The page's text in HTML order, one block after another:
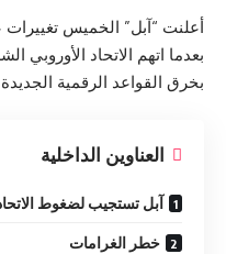
أعلنت “آبل” الخميس
بعدما اتهم الاتحاد الأوروبي
بخرق القواعد الرقمية
العناوين الداخلية
آبل تستجيب لضغوط
خطر الغرامات